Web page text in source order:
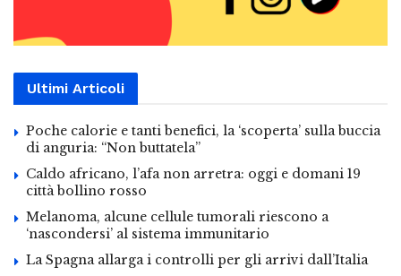
Ultimi Articoli
Poche calorie e tanti benefici, la ‘scoperta’ sulla buccia
di anguria: “Non buttatela”
Caldo africano, l’afa non arretra: oggi e domani 19
città bollino rosso
Melanoma, alcune cellule tumorali riescono a
‘nascondersi’ al sistema immunitario
La Spagna allarga i controlli per gli arrivi dall’Italia